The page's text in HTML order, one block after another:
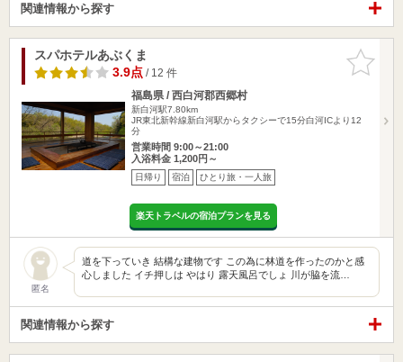
関連情報から探す
お気に入
りに追加
スパホテルあぶくま
3.9点/ 12 件
福島県 / 西白河郡西郷村
新白河駅7.80km
JR東北新幹線新白河駅からタクシーで15分白河ICより12
分
営業時間 9:00～21:00
入浴料金 1,200円～
日帰り 宿泊 ひとり旅・一人旅
楽天トラベルの宿泊プランを見る
匿名
道を下っていき 結構な建物です この為に林道を作ったのかと感
心しました イチ押しは やはり 露天風呂でしょ 川が脇を流…
関連情報から探す